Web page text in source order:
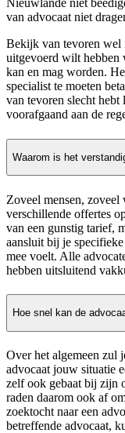
Nieuwlande niet
van advocaat niet
Bekijk van tevoren wel
uitgevoerd wilt hebben
kan en mag worden.
specialist te moeten
van tevoren slecht
voorafgaand aan de
Waarom is het
Zoveel mensen,
verschillende offertes
van een gunstig tarief,
aansluit bij je
mee voelt. Alle
hebben uitsluitend
Hoe snel kan de
Over het algemeen zul
advocaat jouw situatie
zelf ook gebaat bij zijn
raden daarom ook af
zoektocht naar een
betreffende advocaat,